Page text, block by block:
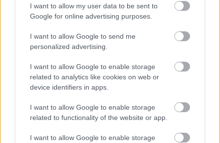
I want to allow my user data to be sent to
Google for online advertising purposes.
I want to allow Google to send me
personalized advertising.
I want to allow Google to enable storage
related to analytics like cookies on web or
device identifiers in apps.
I want to allow Google to enable storage
related to functionality of the website or app.
I want to allow Google to enable storage